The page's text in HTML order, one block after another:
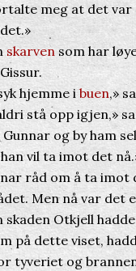
meg at det var
skarven som har
hjemme ibuen,»
stå opp igjen,»
Gunnar og by ham
vil ta imot det
råd om å ta imot
Men nå var det
skaden Otkjell
på dette viset,
tyveriet og